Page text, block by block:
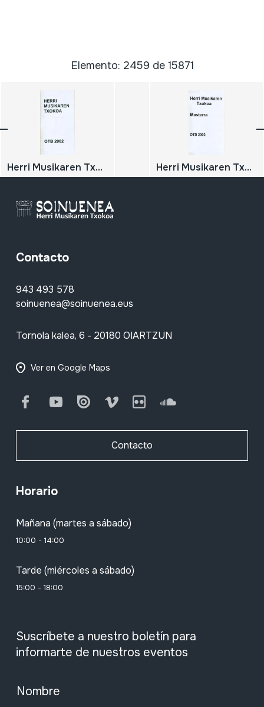
Elemento: 2459 de 15871
Herri Musikaren Txokoa Herri Musikaren Txokoa Masterra
Contacto
943 493 578
soinuenea@soinuenea.eus
Tornola kalea, 6 - 20180 OIARTZUN
Ver en Google Maps
FacebookYoutube Issuu Vimeo Flickr SoundCloud
Contacto
Horario
Mañana (martes a sábado)
10:00 - 14:00
Tarde (miércoles a sábado)
15:00 - 18:00
Suscríbete a nuestro boletín para
informarte de nuestros eventos
Nombre